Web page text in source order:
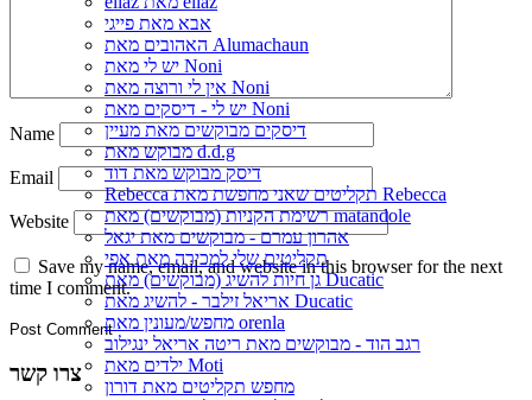
אבא מאת פייגי
האהובים מאת Alumachaun
יש לי מאת Noni
אין לי ורוצה מאת Noni
יש לי - דיסקים מאת Noni
דיסקים מבוקשים מאת מעיין
מבוקש מאת d.d.g
דיסק מבוקש מאת דוד
Rebecca תקליטים שאני מחפשת מאת Rebecca
רשימת הקניות (מבוקשים) מאת matandole
אהרון עמרם - מבוקשים מאת יגאל
תקליטים שלי למכירה מאת אפי
גן חיות להשיג (מבוקשים) מאת Ducatic
אריאל זילבר - להשיג מאת Ducatic
מחפש/מעונין מאת orenla
רגב הוד - מבוקשים מאת ריטה אריאל ינגילוב
ילדים מאת Moti
מחפש תקליטים מאת דורון
Name
Email
Website
Save my name, email, and website in this browser for the next
time I comment.
צרו קשר